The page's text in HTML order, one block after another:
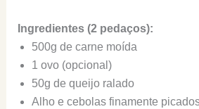
Ingredientes (2 pedaços):
500g de carne moída
1 ovo (opcional)
50g de queijo ralado
Alho e cebolas finamente